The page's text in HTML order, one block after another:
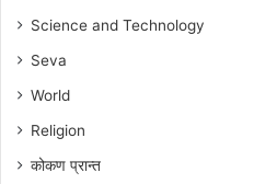
Science and Technology
Seva
World
Religion
कोकण प्रान्त